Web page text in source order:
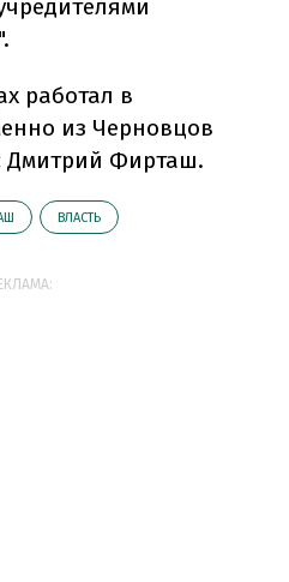
работал в
из Черновцов
Дмитрий Фирташ.
ВЛАСТЬ